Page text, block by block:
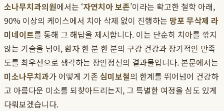
소나무치과의원에서는 ‘자연치아 보존’이라는 확고한 철학 아래,
90% 이상의 케이스에서 치아 삭제 없이 진행하는 망포 무삭제 라
미네이트를 통해 그 해답을 제시합니다. 이는 단순히 치아를 깎지
않는 기술을 넘어, 환자 한 분 한 분의 구강 건강과 장기적인 만족
도를 최우선으로 생각하는 장인정신의 결과물입니다. 본문에서는
미소나무치과가 어떻게 기존 심미보철의 한계를 뛰어넘어 건강하
고 아름다운 미소를 되찾아드리는지, 그 특별한 여정을 심도 있게
다뤄보겠습니다.